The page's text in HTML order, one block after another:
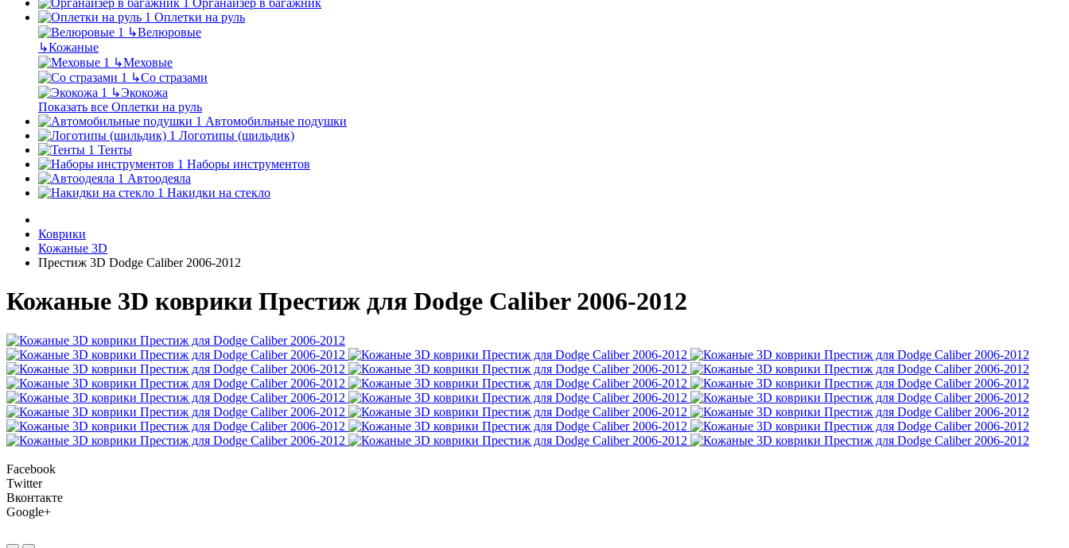
Органайзер в багажник
Оплетки на руль
↳Велюровые
↳Кожаные
↳Меховые
↳Со стразами
↳Экокожа
Показать все Оплетки на руль
Автомобильные подушки
Логотипы (шильдик)
Тенты
Наборы инструментов
Автоодеяла
Накидки на стекло
Коврики
Кожаные 3D
Престиж 3D Dodge Caliber 2006-2012
Кожаные 3D коврики Престиж для Dodge Caliber 2006-2012
Facebook
Twitter
Вконтакте
Google+